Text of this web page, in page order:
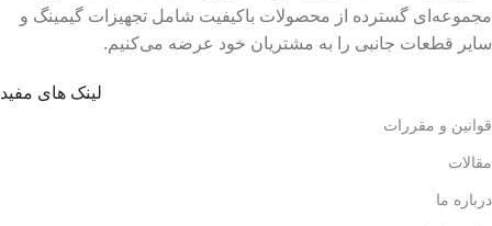
مجموعه‌ای گسترده از محصولات باکیفیت شامل تجهیزات گیمینگ و
سایر قطعات جانبی را به مشتریان خود عرضه می‌کنیم.
لینک های مفید
قوانین و مقررات
مقالات
درباره ما